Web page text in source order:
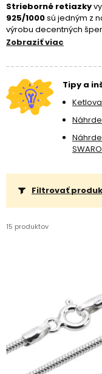
Strieborné retiazky
925/1000sú jedným z
výrobu decentných
striebornými príveskami
tiež z retiazok
svojho vkusu.
strieborných
farebných prevedení.
Zobraziť viac
Tipy a
Filtrovať
15 produktov